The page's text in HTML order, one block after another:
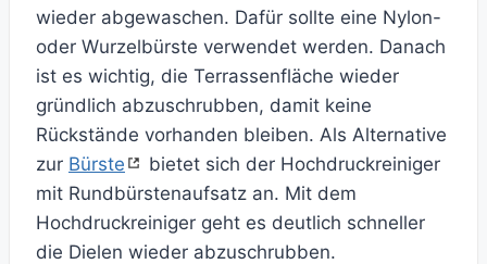
wieder abgewaschen. Dafür sollte eine Nylon-
oder Wurzelbürste verwendet werden. Danach
ist es wichtig, die Terrassenfläche wieder
gründlich abzuschrubben, damit keine
Rückstände vorhanden bleiben. Als Alternative
zur Bürste
bietet sich der Hochdruckreiniger
mit Rundbürstenaufsatz an. Mit dem
Hochdruckreiniger geht es deutlich schneller
die Dielen wieder abzuschrubben.